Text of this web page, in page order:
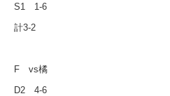
S1
1-6
計3-2
F vs橘
D2
4-6